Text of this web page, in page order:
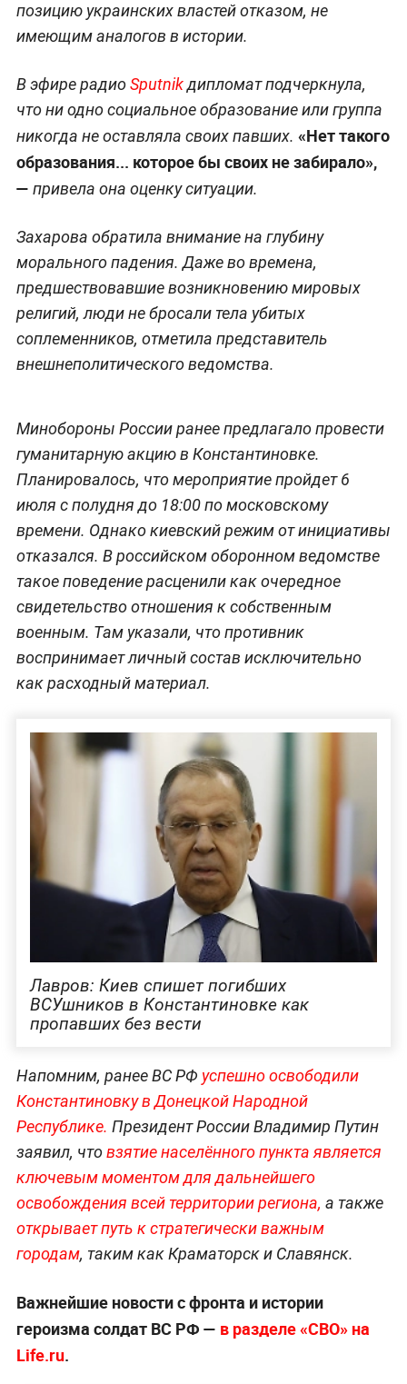
позицию украинских властей отказом, не
имеющим аналогов в истории.
В эфире радиоSputnikдипломат подчеркнула,
что ни одно социальное образование или группа
никогда не оставляла своих павших. «Нет такого
образования... которое бы своих не забирало»,
— привела она оценку ситуации.
Захарова обратила внимание на глубину
морального падения. Даже во времена,
предшествовавшие возникновению мировых
религий, люди не бросали тела убитых
соплеменников, отметила представитель
внешнеполитического ведомства.
Минобороны России ранее предлагало провести
гуманитарную акцию в Константиновке.
Планировалось, что мероприятие пройдет 6
июля с полудня до 18:00 по московскому
времени. Однако киевский режим от инициативы
отказался. В российском оборонном ведомстве
такое поведение расценили как очередное
свидетельство отношения к собственным
военным. Там указали, что противник
воспринимает личный состав исключительно
как расходный материал.
Лавров: Киев спишет погибших
ВСУшников в Константиновке как
пропавших без вести
Напомним, ранее ВС РФ успешно освободили
Константиновку в Донецкой Народной
Республике. Президент России Владимир Путин
заявил, чтовзятие населённого пункта является
ключевым моментом для дальнейшего
освобождения всей территории региона, а также
открывает путь к стратегически важным
городам, таким как Краматорск и Славянск.
Важнейшие новости с фронта и истории
героизма солдат ВС РФ — в разделе «СВО» на
Life.ru.